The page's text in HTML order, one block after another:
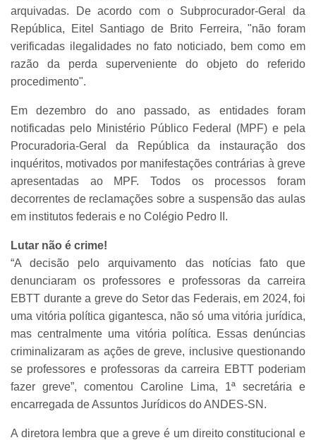
arquivadas. De acordo com o Subprocurador-Geral da
República, Eitel Santiago de Brito Ferreira, "não foram
verificadas ilegalidades no fato noticiado, bem como em
razão da perda superveniente do objeto do referido
procedimento".
Em dezembro do ano passado, as entidades foram
notificadas pelo Ministério Público Federal (MPF) e pela
Procuradoria-Geral da República da instauração dos
inquéritos, motivados por manifestações contrárias à greve
apresentadas ao MPF. Todos os processos foram
decorrentes de reclamações sobre a suspensão das aulas
em institutos federais e no Colégio Pedro II.
Lutar não é crime!
“A decisão pelo arquivamento das notícias fato que
denunciaram os professores e professoras da carreira
EBTT durante a greve do Setor das Federais, em 2024, foi
uma vitória política gigantesca, não só uma vitória jurídica,
mas centralmente uma vitória política. Essas denúncias
criminalizaram as ações de greve, inclusive questionando
se professores e professoras da carreira EBTT poderiam
fazer greve”, comentou Caroline Lima, 1ª secretária e
encarregada de Assuntos Jurídicos do ANDES-SN.
A diretora lembra que a greve é um direito constitucional e